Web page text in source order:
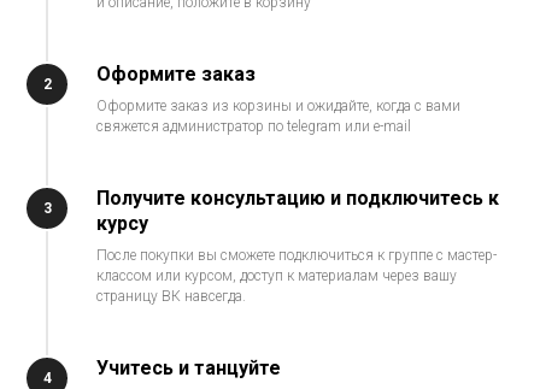
2 Оформите заказ
Оформите заказ из корзины и ожидайте, когда с вами
свяжется администратор по telegram или e-mail
3
Получите консультацию и подключитесь к
курсу
После покупки вы сможете подключиться к группе с мастер-
классом или курсом, доступ к материалам через вашу
страницу ВК навсегда.
4 Учитесь и танцуйте